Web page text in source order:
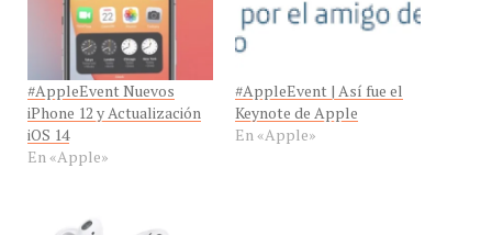
#AppleEvent Nuevos
iPhone 12 y Actualización
iOS 14
En «Apple»
#AppleEvent | Así fue el
Keynote de Apple
En «Apple»